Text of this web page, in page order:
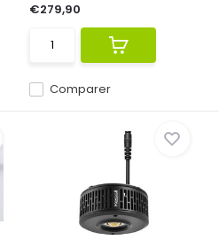
Comparer
€279,90